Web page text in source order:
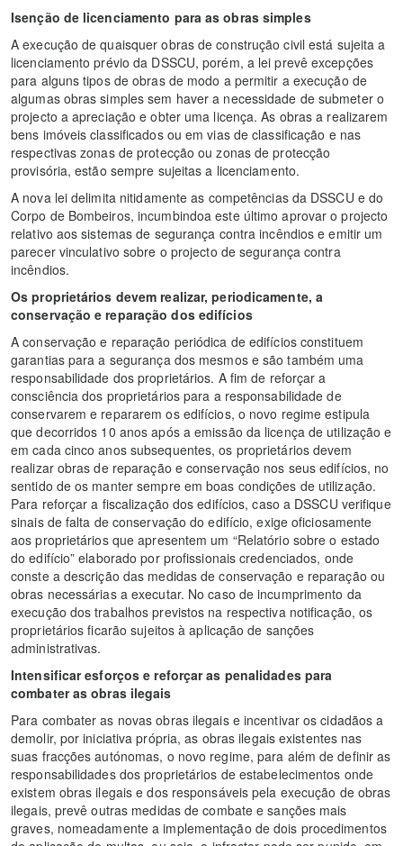
Isenção de licenciamento para as obras simples
A execução de quaisquer obras de construção civil está sujeita a
licenciamento prévio da DSSCU, porém, a lei prevê excepções
para alguns tipos de obras de modo a permitir a execução de
algumas obras simples sem haver a necessidade de submeter o
projecto a apreciação e obter uma licença. As obras a realizarem
bens imóveis classificados ou em vias de classificação e nas
respectivas zonas de protecção ou zonas de protecção
provisória, estão sempre sujeitas a licenciamento.
A nova lei delimita nitidamente as competências da DSSCU e do
Corpo de Bombeiros, incumbindoa este último aprovar o projecto
relativo aos sistemas de segurança contra incêndios e emitir um
parecer vinculativo sobre o projecto de segurança contra
incêndios.
Os proprietários devem realizar, periodicamente, a
conservação e reparação dos edifícios
A conservação e reparação periódica de edifícios constituem
garantias para a segurança dos mesmos e são também uma
responsabilidade dos proprietários. A fim de reforçar a
consciência dos proprietários para a responsabilidade de
conservarem e repararem os edifícios, o novo regime estipula
que decorridos 10 anos após a emissão da licença de utilização e
em cada cinco anos subsequentes, os proprietários devem
realizar obras de reparação e conservação nos seus edifícios, no
sentido de os manter sempre em boas condições de utilização.
Para reforçar a fiscalização dos edifícios, caso a DSSCU verifique
sinais de falta de conservação do edifício, exige oficiosamente
aos proprietários que apresentem um “Relatório sobre o estado
do edifício” elaborado por profissionais credenciados, onde
conste a descrição das medidas de conservação e reparação ou
obras necessárias a executar. No caso de incumprimento da
execução dos trabalhos previstos na respectiva notificação, os
proprietários ficarão sujeitos à aplicação de sanções
administrativas.
Intensificar esforços e reforçar as penalidades para
combater as obras ilegais
Para combater as novas obras ilegais e incentivar os cidadãos a
demolir, por iniciativa própria, as obras ilegais existentes nas
suas fracções autónomas, o novo regime, para além de definir as
responsabilidades dos proprietários de estabelecimentos onde
existem obras ilegais e dos responsáveis pela execução de obras
ilegais, prevê outras medidas de combate e sanções mais
graves, nomeadamente a implementação de dois procedimentos